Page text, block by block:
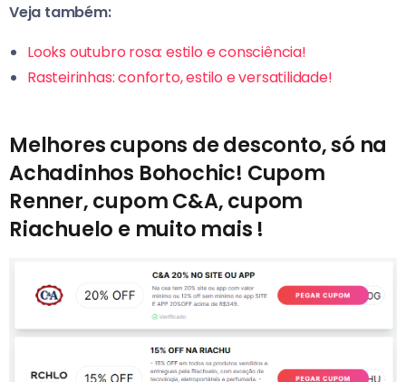
Veja também:
Looks outubro rosa: estilo e consciência!
Rasteirinhas: conforto, estilo e versatilidade!
Melhores cupons de desconto, só na
Achadinhos Bohochic! Cupom
Renner, cupom C&A, cupom
Riachuelo e muito mais !